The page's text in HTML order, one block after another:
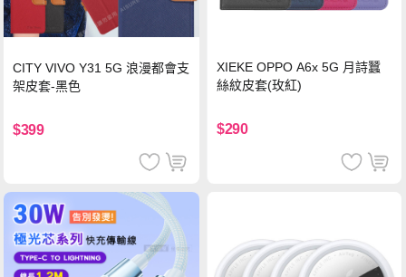
CITY VIVO Y31 5G 浪漫都會支
架皮套-黑色
$399
XIEKE OPPO A6x 5G 月詩蠶
絲紋皮套(玫紅)
$290